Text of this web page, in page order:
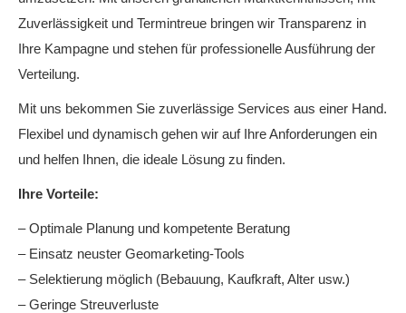
Zuverlässigkeit und Termintreue bringen wir Transparenz in
Ihre Kampagne und stehen für professionelle Ausführung der
Verteilung.
Mit uns bekommen Sie zuverlässige Services aus einer Hand.
Flexibel und dynamisch gehen wir auf Ihre Anforderungen ein
und helfen Ihnen, die ideale Lösung zu finden.
Ihre Vorteile:
– Optimale Planung und kompetente Beratung
– Einsatz neuster Geomarketing-Tools
– Selektierung möglich (Bebauung, Kaufkraft, Alter usw.)
– Geringe Streuverluste